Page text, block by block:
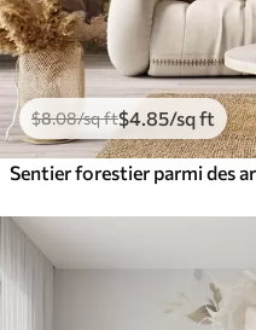
$8.08/sq ft$4 .85/sq ft